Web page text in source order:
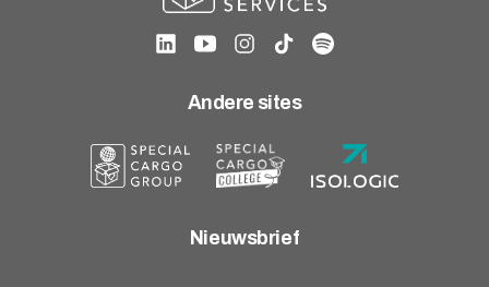
Andere sites
Nieuwsbrief